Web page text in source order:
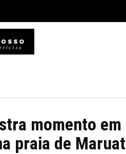
momento
praia de